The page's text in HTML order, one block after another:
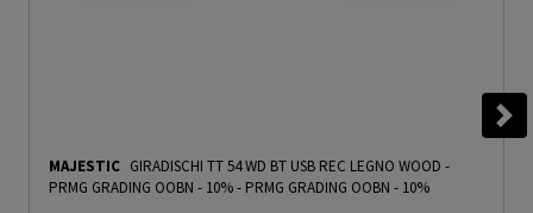
MAJESTIC GIRADISCHI TT 54 WD BT USB REC LEGNO WOOD -
PRMG GRADING OOBN - 10%- PRMG GRADING OOBN - 10%